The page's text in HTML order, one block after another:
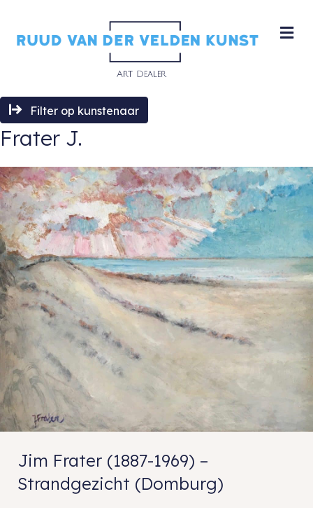
Filter op kunstenaar
Frater J.
Jim Frater (1887-1969) –
Strandgezicht (Domburg)